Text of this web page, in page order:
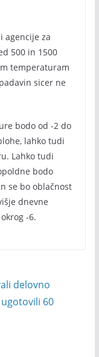
agencije za
500 in 1500
temperaturam
sicer ne
bodo od -2 do
lahko tudi
Lahko tudi
bodo
se bo oblačnost
dnevne
-6.
delovno
60